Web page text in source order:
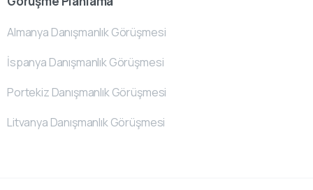
Almanya Danışmanlık Görüşmesi
İspanya Danışmanlık Görüşmesi
Portekiz Danışmanlık Görüşmesi
Litvanya Danışmanlık Görüşmesi